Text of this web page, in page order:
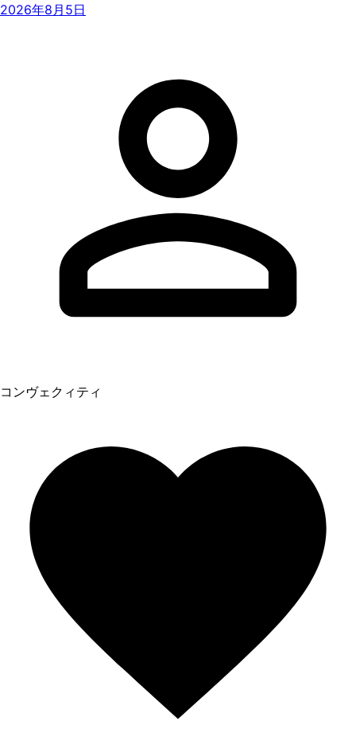
2026年8月5日
コンヴェクィティ